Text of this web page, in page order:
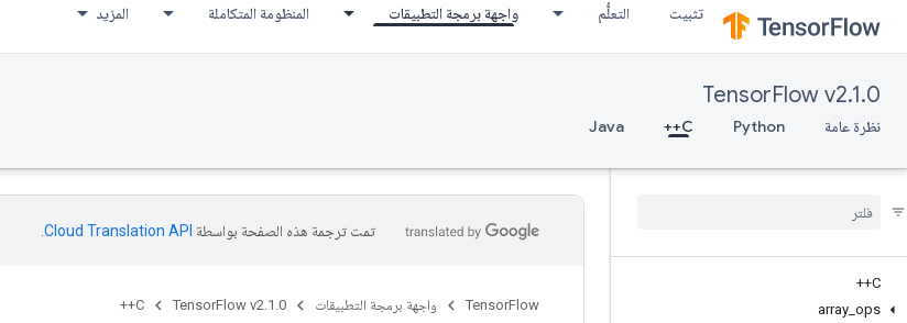
تثبيت التعلُّم واجهة برمجة التطبيقات المنظومة المتكاملة المزيد
TensorFlow v2.1.0
نظرة عامة Python
C++
Java
C++
array ops
تمت ترجمة هذه الصفحة بواسطة Cloud Translation API‏
TensorFlow واجهة برمجة التطبيقات TensorFlow v2.1.0
C++